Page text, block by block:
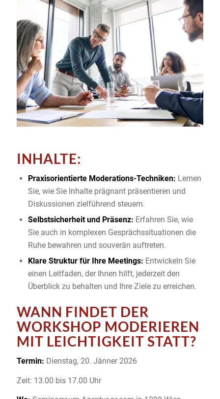
INHALTE:
Praxisorientierte Moderations-Techniken: Lernen
Sie, wie Sie Inhalte prägnant präsentieren und
Diskussionen zielführend steuern.
Selbstsicherheit und Präsenz: Erfahren Sie, wie
Sie auch in komplexen Gesprächssituationen die
Ruhe bewahren und souverän auftreten.
Klare Struktur für Ihre Meetings: Entwickeln Sie
einen Leitfaden, der Ihnen hilft, jederzeit den
Überblick zu behalten und Ihre Ziele zu erreichen.
WANN FINDET DER
WORKSHOP MODERIEREN
MIT LEICHTIGKEIT STATT?
Termin: Dienstag, 20. Jänner 2026
Zeit: 13.00 bis 17.00 Uhr